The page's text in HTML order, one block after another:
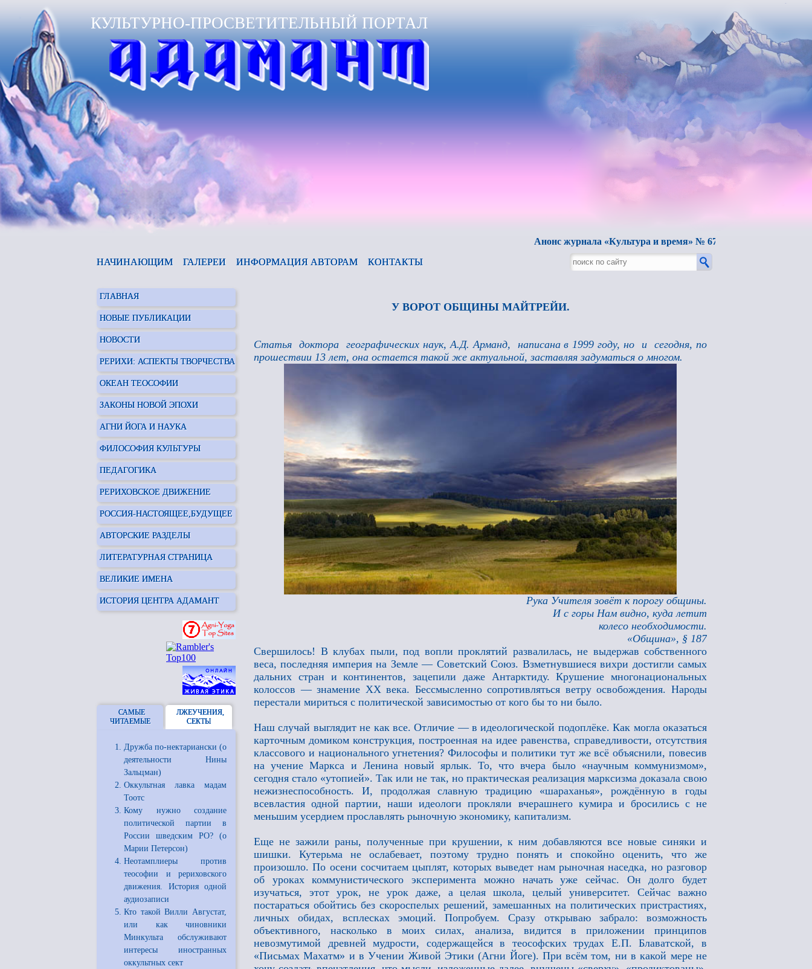
КУЛЬТУРНО-ПРОСВЕТИТЕЛЬНЫЙ ПОРТАЛ
Анонс журнала «Культура и время» № 67, 2025.
НАЧИНАЮЩИМ ГАЛЕРЕИ ИНФОРМАЦИЯ АВТОРАМ КОНТАКТЫ
ГЛАВНАЯ
НОВЫЕ ПУБЛИКАЦИИ
НОВОСТИ
РЕРИХИ: АСПЕКТЫ ТВОРЧЕСТВА
ОКЕАН ТЕОСОФИИ
ЗАКОНЫ НОВОЙ ЭПОХИ
АГНИ ЙОГА И НАУКА
ФИЛОСОФИЯ КУЛЬТУРЫ
ПЕДАГОГИКА
РЕРИХОВСКОЕ ДВИЖЕНИЕ
РОССИЯ-НАСТОЯЩЕЕ,БУДУЩЕЕ
АВТОРСКИЕ РАЗДЕЛЫ
ЛИТЕРАТУРНАЯ СТРАНИЦА
ВЕЛИКИЕ ИМЕНА
ИСТОРИЯ ЦЕНТРА АДАМАНТ
САМЫЕ
ЧИТАЕМЫЕ
ЛЖЕУЧЕНИЯ,
СЕКТЫ
Дружба по-нектариански (о
деятельности Нины
Зальцман)
Оккультная лавка мадам
Тоотс
Кому нужно создание
политической партии в
России шведским РО? (о
Марии Петерсон)
Неотамплиеры против
теософии и рериховского
движения. История одной
аудиозаписи
Кто такой Вилли Августат,
или как чиновники
Минкульта обслуживают
интересы иностранных
оккультных сект
У ВОРОТ ОБЩИНЫ МАЙТРЕЙИ.
Статья доктора географических наук, А.Д. Арманд, написана в 1999 году, но и сегодня, по
прошествии 13 лет, она остается такой же актуальной, заставляя задуматься о многом.
Рука Учителя зовёт к порогу общины.
И с горы Нам видно, куда летит
колесо необходимости.
«Община», § 187
Свершилось! В клубах пыли, под вопли проклятий развалилась, не выдержав собственного
веса, последняя империя на Земле — Советский Союз. Взметнувшиеся вихри достигли самых
дальних стран и континентов, зацепили даже Антарктиду. Крушение многонациональных
колоссов — знамение XX века. Бессмысленно сопротивляться ветру освобождения. Народы
перестали мириться с политической зависимостью от кого бы то ни было.
Наш случай выглядит не как все. Отличие — в идеологической подоплёке. Как могла оказаться
карточным домиком конструкция, построенная на идее равенства, справедливости, отсутствия
классового и национального угнетения? Философы и политики тут же всё объяснили, повесив
на учение Маркса и Ленина новый ярлык. То, что вчера было «научным коммунизмом»,
сегодня стало «утопией». Так или не так, но практическая реализация марксизма доказала свою
нежизнеспособность. И, продолжая славную традицию «шараханья», рождённую в годы
всевластия одной партии, наши идеологи прокляли вчерашнего кумира и бросились с не
меньшим усердием прославлять рыночную экономику, капитализм.
Еще не зажили раны, полученные при крушении, к ним добавляются все новые синяки и
шишки. Кутерьма не ослабевает, поэтому трудно понять и спокойно оценить, что же
произошло. По осени сосчитаем цыплят, которых выведет нам рыночная наседка, но разговор
об уроках коммунистического эксперимента можно начать уже сейчас. Он долго будет
изучаться, этот урок, не урок даже, а целая школа, целый университет. Сейчас важно
постараться обойтись без скороспелых решений, замешанных на политических пристрастиях,
личных обидах, всплесках эмоций. Попробуем. Сразу открываю забрало: возможность
объективного, насколько в моих силах, анализа, видится в приложении принципов
невозмутимой древней мудрости, содержащейся в теософских трудах Е.П. Блаватской, в
«Письмах Махатм» и в Учении Живой Этики (Агни Йоге). При всём том, ни в какой мере не